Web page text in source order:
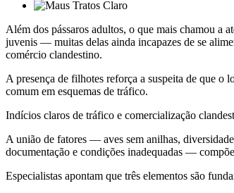
Além dos pássaros adultos, o que mais chamou a
juvenis — muitas delas ainda incapazes de se
comércio clandestino.
A presença de filhotes reforça a suspeita de que o
comum em esquemas de tráfico.
Indícios claros de tráfico e comercialização
A união de fatores — aves sem anilhas,
documentação e condições inadequadas —
Especialistas apontam que três elementos são